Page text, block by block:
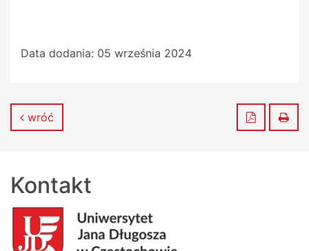
Data dodania: 05 września 2024
wróć Zapisz do
Kontakt